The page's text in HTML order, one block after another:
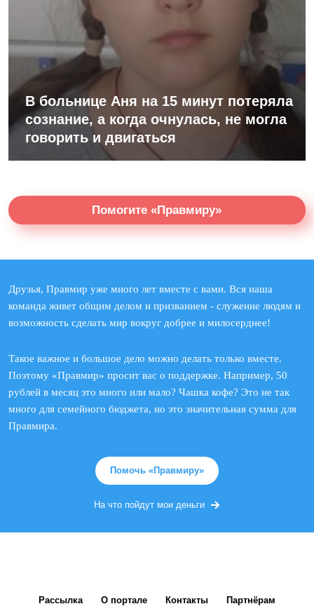
В больнице Аня на 15 минут потеряла
сознание, а когда очнулась, не могла
говорить и двигаться
Помогите «Правмиру»
Друзья, Правмир уже много лет вместе с вами. Вся наша
команда живет общим делом и призванием - служение людям и
возможность сделать мир вокруг добрее и милосерднее!
Такое важное и большое дело можно делать только вместе.
Поэтому «Правмир» просит вас о поддержке. Например, 50
рублей в месяц это много или мало? Чашка кофе? Это не так
много для семейного бюджета, но это значительная сумма для
Правмира.
Помочь «Правмиру»
На что пойдут мои деньги
Рассылка О портале Контакты Партнёрам